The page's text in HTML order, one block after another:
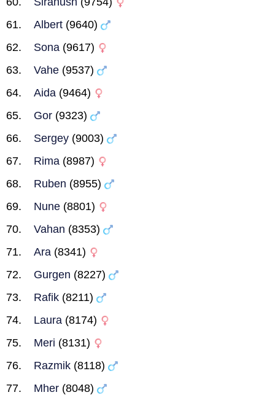
Albert (9640)
Sona (9617)
Vahe (9537)
Aida (9464)
Gor (9323)
Sergey (9003)
Rima (8987)
Ruben (8955)
Nune (8801)
Vahan (8353)
Ara (8341)
Gurgen (8227)
Rafik (8211)
Laura (8174)
Meri (8131)
Razmik (8118)
Mher (8048)